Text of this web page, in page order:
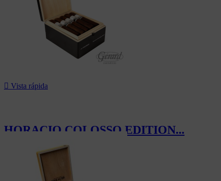
 Vista rápida
HORACIO COLOSSO EDITION...
217,50 CHF